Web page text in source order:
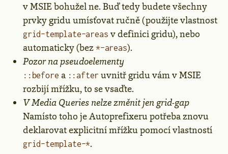
v MSIE bohužel ne. Buď tedy budete všechny
prvky gridu umísťovat ručně (použijte vlastnost
grid-template-areas v definici gridu), nebo
automaticky (bez *-areas).
Pozor na pseudoelementy
::before a ::after uvnitř gridu vám v MSIE
rozbijí mřížku, to se vsaďte.
V Media Queries nelze změnit jen grid-gap
Namísto toho je Autoprefixeru potřeba znovu
deklarovat explicitní mřížku pomocí vlastností
grid-template-*.